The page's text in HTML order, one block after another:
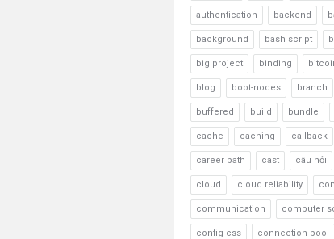
authentication backend
background bash script
big project binding
blog boot-nodes branch
buffered build bundle
cache caching callback
career path cast câu hỏi
cloud cloud reliability
communication computer
config-css connection pool